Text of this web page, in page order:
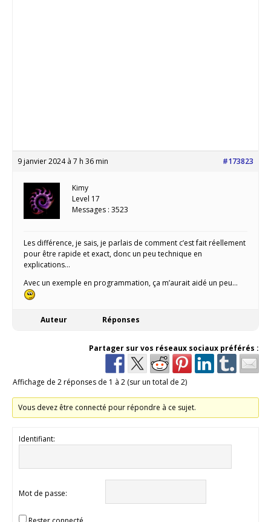
9 janvier 2024 à 7 h 36 min #173823
Kimy
Level 17
Messages : 3523
Les différence, je sais, je parlais de comment c’est fait réellement
pour être rapide et exact, donc un peu technique en
explications…
Avec un exemple en programmation, ça m’aurait aidé un peu…
Auteur Réponses
Partager sur vos réseaux sociaux préférés :
Affichage de 2 réponses de 1 à 2 (sur un total de 2)
Vous devez être connecté pour répondre à ce sujet.
Identifiant:
Mot de passe: